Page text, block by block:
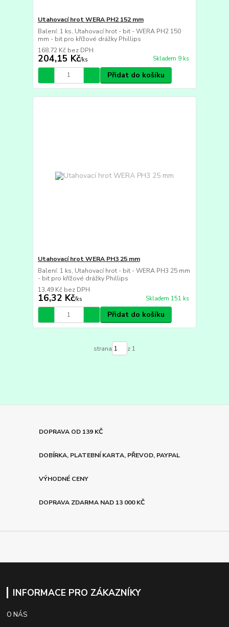
Utahovací hrot WERA PH2 152 mm
Balení: 1 ks, Utahovací hrot - bit - WERA PH2 150
mm - bit pro křížové drážky Phillips
204,15 Kč/ks
168,72 Kč bez DPH
Skladem 9 ks
Přidat do košíku
Utahovací hrot WERA PH3 25 mm
Balení: 1 ks, Utahovací hrot - bit - WERA PH3 25 mm
- bit pro křížové drážky Phillips
16,32 Kč/ks
13,49 Kč bez DPH
Skladem 151 ks
Přidat do košíku
strana z 1
DOPRAVA OD 139 KČ
DOBÍRKA, PLATEBNÍ KARTA, PŘEVOD, PAYPAL
VÝHODNÉ CENY
DOPRAVA ZDARMA NAD 13 000 KČ
INFORMACE PRO ZÁKAZNÍKY
O NÁS